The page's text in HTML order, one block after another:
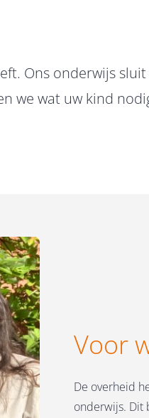
Ons onderwijs sluit
we wat uw kind
Voor
De overheid
onderwijs. Dit